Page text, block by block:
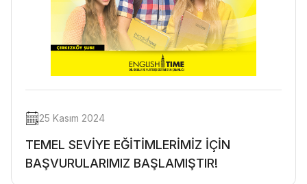
25 Kasım 2024
TEMEL SEVİYE EĞİTİMLERİMİZ İÇİN
BAŞVURULARIMIZ BAŞLAMIŞTIR!